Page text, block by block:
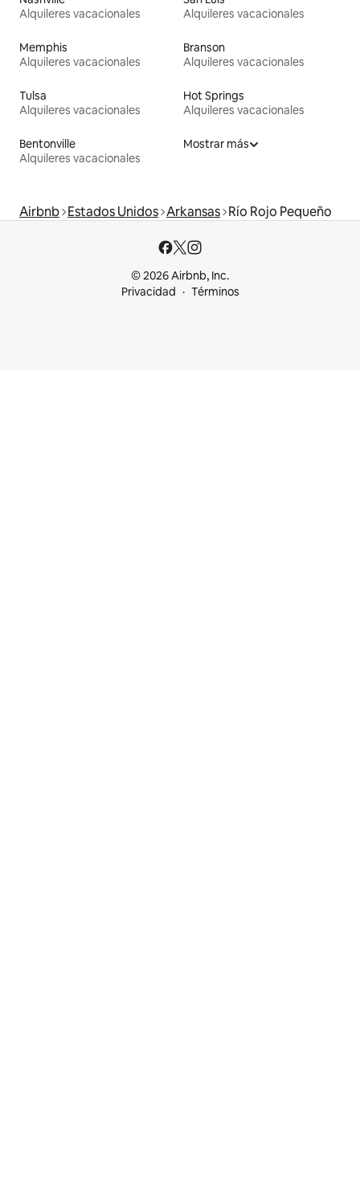
Alquileres vacacionales
Alquileres vacacionales
Memphis
Alquileres vacacionales
Branson
Alquileres vacacionales
Tulsa
Alquileres vacacionales
Hot Springs
Alquileres vacacionales
Bentonville
Alquileres vacacionales
Mostrar más
Airbnb Estados Unidos Arkansas Río Rojo Pequeño
© 2026 Airbnb, Inc.
Privacidad
Términos